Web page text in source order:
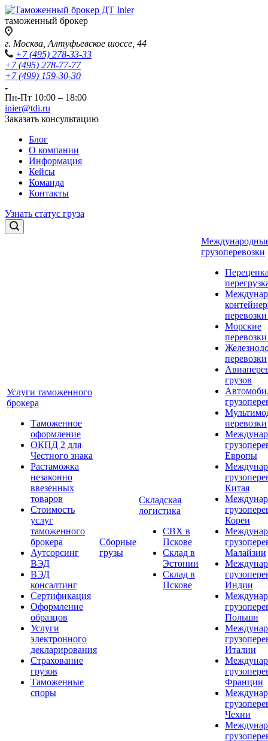
таможенный брокер
г. Москва, Алтуфьевское шоссе, 44
+7 (495) 278-33-33
+7 (495) 278-77-77
+7 (499) 159-30-30
Пн-Пт 10:00 – 18:00
inier@tdi.ru
Заказать консультацию
Блог
О компании
Информация
Кейсы
Команда
Контакты
Узнать статус груза
Услуги таможенного
брокера
Таможенное
оформление
ОКПД 2 для
Честного знака
Растаможка
незаконно
ввезенных
товаров
Стоимость
услуг
таможенного
брокера
Аутсорсинг
ВЭД
ВЭД
консалтинг
Сертификация
Оформление
образцов
Услуги
электронного
декларирования
Страхование
грузов
Таможенные
споры
Сборные
грузы
Складская
логистика
СВХ в
Пскове
Склад в
Эстонии
Склад в
Пскове
грузоперевозки
Морские
перевозки
грузов
перевозки
Европы
Китая
Кореи
Малайзии
Индии
Польши
Италии
Франции
Чехии